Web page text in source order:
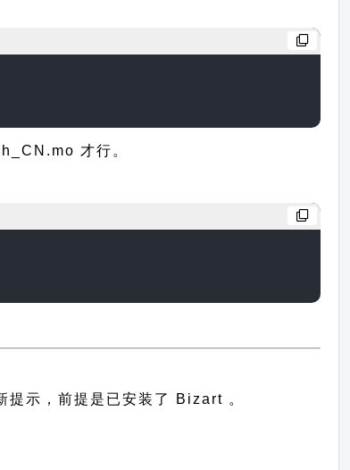
才行。
示，前提是已安装了 Bizart 。